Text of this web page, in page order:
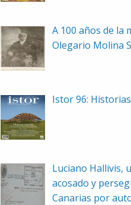
A 100 años de la
Olegario Molina
Istor 96:
Luciano Hallivis,
acosado y
Canarias por